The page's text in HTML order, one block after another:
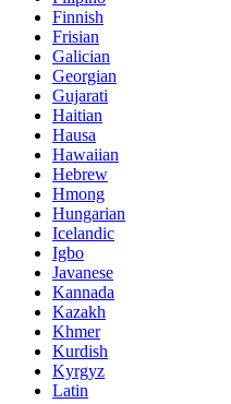
Finnish
Frisian
Galician
Georgian
Gujarati
Haitian
Hausa
Hawaiian
Hebrew
Hmong
Hungarian
Icelandic
Igbo
Javanese
Kannada
Kazakh
Khmer
Kurdish
Kyrgyz
Latin